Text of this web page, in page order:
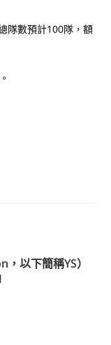
隊數預計100隊，額
以下簡稱YS）